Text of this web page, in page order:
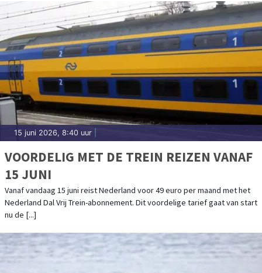
15 juni 2026, 8:40 uur
VOORDELIG MET DE TREIN REIZEN VANAF
15 JUNI
Vanaf vandaag 15 juni reist Nederland voor 49 euro per maand met het
Nederland Dal Vrij Trein-abonnement. Dit voordelige tarief gaat van start
nu de [...]